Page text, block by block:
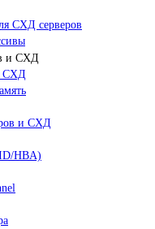
СХД серверов
СХД
и СХД
HBA)